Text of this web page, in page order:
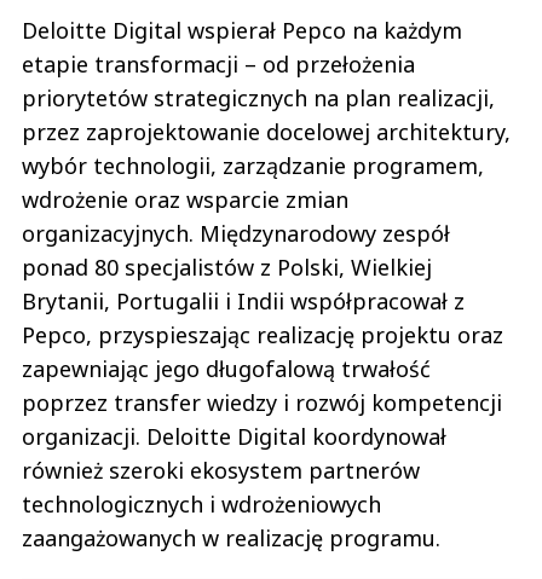
Deloitte Digital wspierał Pepco na każdym
etapie transformacji – od przełożenia
priorytetów strategicznych na plan realizacji,
przez zaprojektowanie docelowej architektury,
wybór technologii, zarządzanie programem,
wdrożenie oraz wsparcie zmian
organizacyjnych. Międzynarodowy zespół
ponad 80 specjalistów z Polski, Wielkiej
Brytanii, Portugalii i Indii współpracował z
Pepco, przyspieszając realizację projektu oraz
zapewniając jego długofalową trwałość
poprzez transfer wiedzy i rozwój kompetencji
organizacji. Deloitte Digital koordynował
również szeroki ekosystem partnerów
technologicznych i wdrożeniowych
zaangażowanych w realizację programu.